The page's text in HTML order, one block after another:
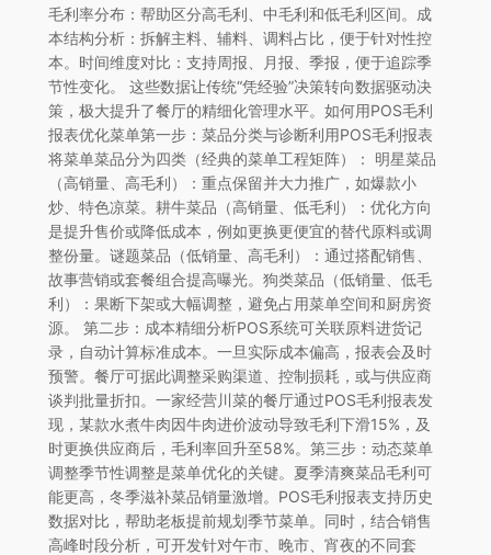
毛利率分布：帮助区分高毛利、中毛利和低毛利区间。成
本结构分析：拆解主料、辅料、调料占比，便于针对性控
本。时间维度对比：支持周报、月报、季报，便于追踪季
节性变化。 这些数据让传统“凭经验”决策转向数据驱动决
策，极大提升了餐厅的精细化管理水平。如何用POS毛利
报表优化菜单第一步：菜品分类与诊断利用POS毛利报表
将菜单菜品分为四类（经典的菜单工程矩阵）： 明星菜品
（高销量、高毛利）：重点保留并大力推广，如爆款小
炒、特色凉菜。耕牛菜品（高销量、低毛利）：优化方向
是提升售价或降低成本，例如更换更便宜的替代原料或调
整份量。谜题菜品（低销量、高毛利）：通过搭配销售、
故事营销或套餐组合提高曝光。狗类菜品（低销量、低毛
利）：果断下架或大幅调整，避免占用菜单空间和厨房资
源。 第二步：成本精细分析POS系统可关联原料进货记
录，自动计算标准成本。一旦实际成本偏高，报表会及时
预警。餐厅可据此调整采购渠道、控制损耗，或与供应商
谈判批量折扣。一家经营川菜的餐厅通过POS毛利报表发
现，某款水煮牛肉因牛肉进价波动导致毛利下滑15%，及
时更换供应商后，毛利率回升至58%。第三步：动态菜单
调整季节性调整是菜单优化的关键。夏季清爽菜品毛利可
能更高，冬季滋补菜品销量激增。POS毛利报表支持历史
数据对比，帮助老板提前规划季节菜单。同时，结合销售
高峰时段分析，可开发针对午市、晚市、宵夜的不同套